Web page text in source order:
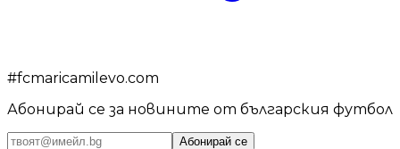
#fcmaricamilevo.com
Абонирай се за новините от българския футбол
Абонирай се